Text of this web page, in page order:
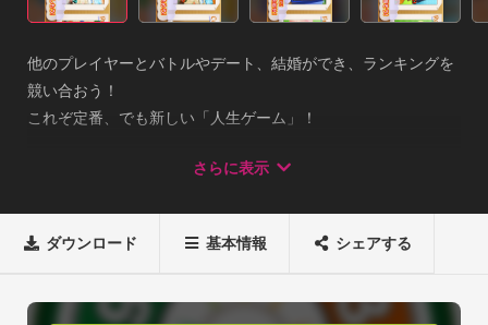
他のプレイヤーとバトルやデート、結婚ができ、ランキングを
競い合おう！
これぞ定番、でも新しい「人生ゲーム」！
ルーレット回数は最大10回となり、0になるとルーレットが回
『人生ゲーム完全版』を購入することで、ルーレットが回し放
す。
さらに表示
ダウンロード 基本情報 シェアする